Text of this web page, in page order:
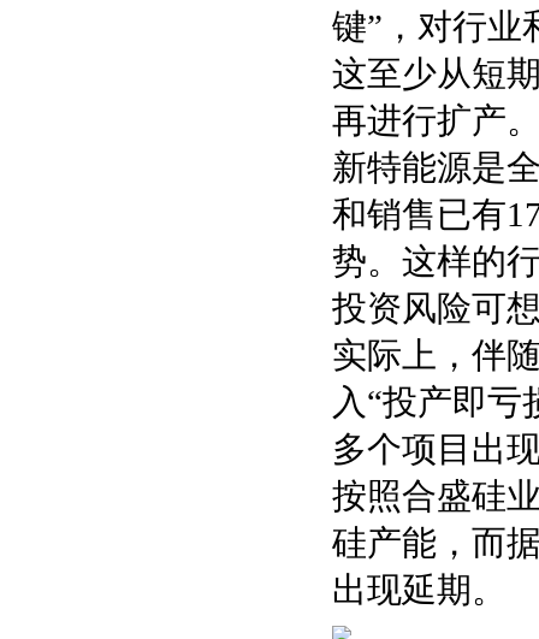
键”，对行业
这至少从短
再进行扩产
新特能源是
和销售已有
势。这样的
投资风险可
实际上，伴
入“投产即
多个项目出
按照合盛硅
硅产能，而
出现延期。